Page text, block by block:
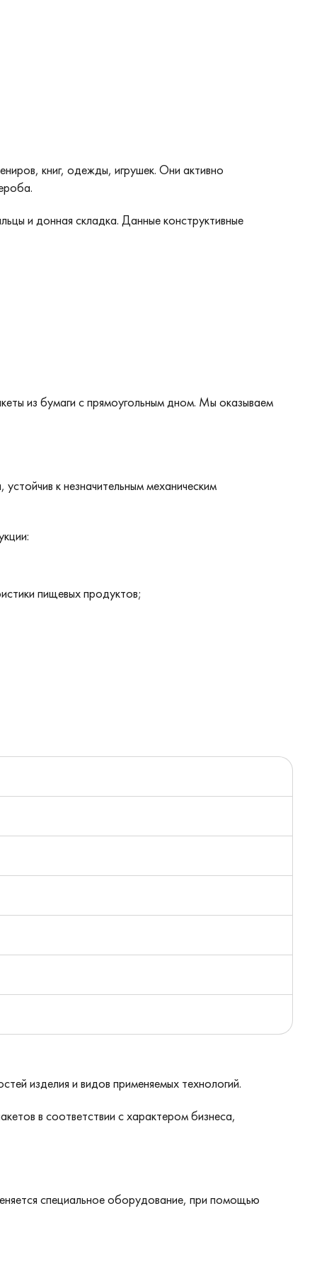
книг, одежды, игрушек. Они активно
и донная складка. Данные конструктивные
из бумаги с прямоугольным дном. Мы оказываем
к незначительным механическим
пищевых продуктов;
изделия и видов применяемых технологий.
в соответствии с характером бизнеса,
специальное оборудование, при помощью